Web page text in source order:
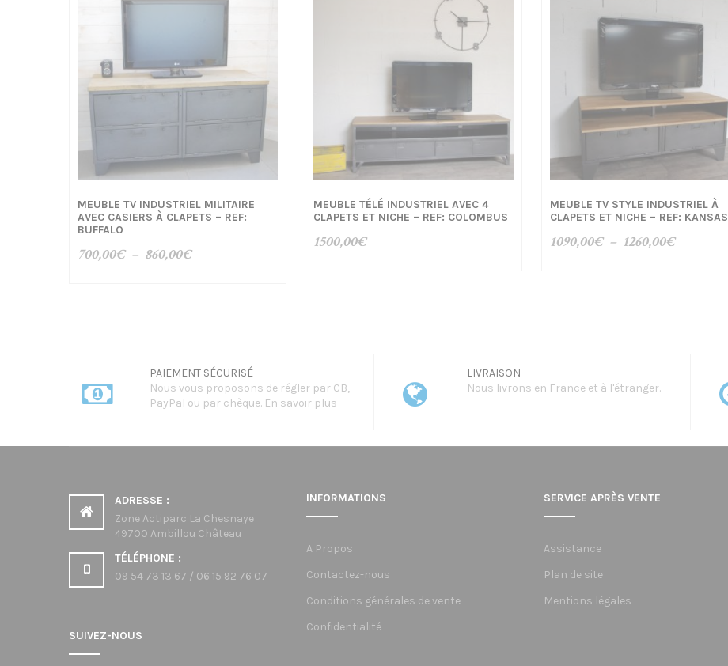
MEUBLE TV INDUSTRIEL MILITAIRE
AVEC CASIERS À CLAPETS – REF:
BUFFALO
700,00€ – 860,00€Plage
MEUBLE TÉLÉ INDUSTRIEL AVEC 4
CLAPETS ET NICHE – REF: COLOMBUS
1500,00€
MEUBLE TV STYLE INDUSTRIEL À
CLAPETS ET NICHE – REF: KANSAS
1090,00€ – 1260,00€Plage
PAIEMENT SÉCURISÉ
Nous vous proposons de régler par CB,
PayPal ou par chèque. En savoir plus
LIVRAISON
Nous livrons en France et à l'étranger.
ADRESSE :
Zone Actiparc La Chesnaye
49700 Ambillou Château
TÉLÉPHONE :
09 54 73 13 67 / 06 15 92 76 07
SUIVEZ-NOUS
INFORMATIONS
A Propos
Contactez-nous
Conditions générales de vente
Confidentialité
SERVICE APRÈS VENTE
Assistance
Plan de site
Mentions légales